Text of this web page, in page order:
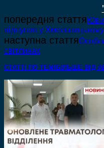
попередня стаття
відлунав у Хмельницькому
наступна стаття
світлинах
СТАТТІ ПО ТЕМІ БІЛЬШЕ ВІД